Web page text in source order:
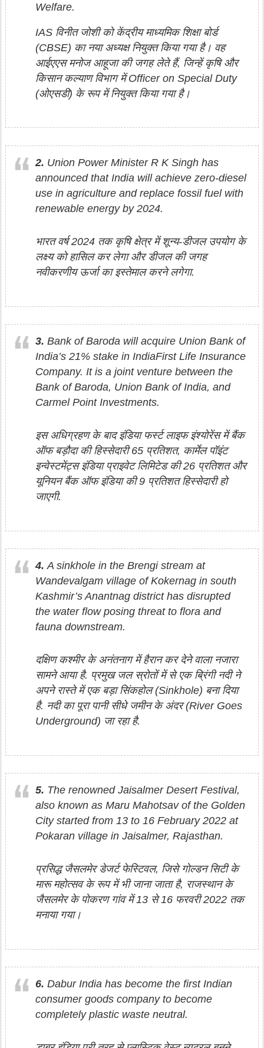
Welfare.
IAS विनीत जोशी को केंद्रीय माध्यमिक शिक्षा बोर्ड
(CBSE) का नया अध्यक्ष नियुक्त किया गया है। वह
आईएएस मनोज आहूजा की जगह लेते हैं, जिन्हें कृषि और
किसान कल्याण विभाग में Officer on Special Duty
(ओएसडी) के रूप में नियुक्त किया गया है।
2. Union Power Minister R K Singh has
announced that India will achieve zero-diesel
use in agriculture and replace fossil fuel with
renewable energy by 2024.
भारत वर्ष 2024 तक कृषि क्षेत्र में शून्य-डीजल उपयोग के
लक्ष्य को हासिल कर लेगा और डीजल की जगह
नवीकरणीय ऊर्जा का इस्तेमाल करने लगेगा.
3. Bank of Baroda will acquire Union Bank of
India’s 21% stake in IndiaFirst Life Insurance
Company. It is a joint venture between the
Bank of Baroda, Union Bank of India, and
Carmel Point Investments.
इस अधिग्रहण के बाद इंडिया फर्स्ट लाइफ इंश्योरेंस में बैंक
ऑफ बड़ौदा की हिस्सेदारी 65 प्रतिशत, कार्मेल पॉइंट
इन्वेस्टमेंट्स इंडिया प्राइवेट लिमिटेड की 26 प्रतिशत और
यूनियन बैंक ऑफ इंडिया की 9 प्रतिशत हिस्सेदारी हो
जाएगी.
4. A sinkhole in the Brengi stream at
Wandevalgam village of Kokernag in south
Kashmir’s Anantnag district has disrupted
the water flow posing threat to flora and
fauna downstream.
दक्षिण कश्मीर के अनंतनाग में हैरान कर देने वाला नजारा
सामने आया है. प्रमुख जल स्रोतों में से एक ब्रिंगी नदी ने
अपने रास्ते में एक बड़ा सिंकहोल (Sinkhole) बना दिया
है. नदी का पूरा पानी सीधे जमीन के अंदर (River Goes
Underground) जा रहा है.
5. The renowned Jaisalmer Desert Festival,
also known as Maru Mahotsav of the Golden
City started from 13 to 16 February 2022 at
Pokaran village in Jaisalmer, Rajasthan.
प्रसिद्ध जैसलमेर डेजर्ट फेस्टिवल, जिसे गोल्डन सिटी के
मारू महोत्सव के रूप में भी जाना जाता है, राजस्थान के
जैसलमेर के पोकरण गांव में 13 से 16 फरवरी 2022 तक
मनाया गया।
6. Dabur India has become the first Indian
consumer goods company to become
completely plastic waste neutral.